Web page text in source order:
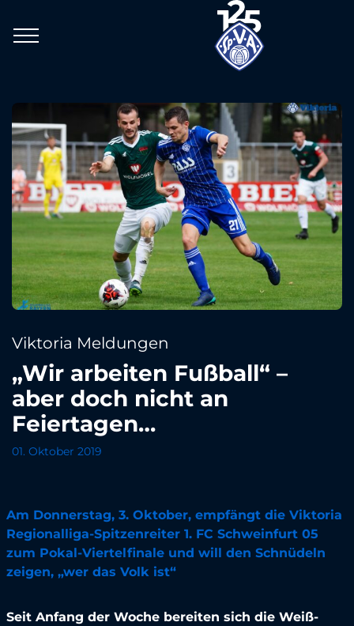
Viktoria Meldungen
„Wir arbeiten Fußball“ –
aber doch nicht an
Feiertagen…
01. Oktober 2019
Am Donnerstag, 3. Oktober, empfängt die Viktoria
Regionalliga-Spitzenreiter 1. FC Schweinfurt 05
zum Pokal-Viertelfinale und will den Schnüdeln
zeigen, „wer das Volk ist“
Seit Anfang der Woche bereiten sich die Weiß-